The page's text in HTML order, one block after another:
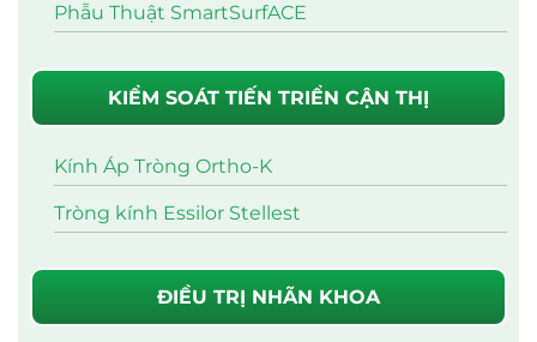
Phẫu Thuật SmartSurfACE
KIỂM SOÁT TIẾN TRIỂN CẬN THỊ
Kính Áp Tròng Ortho-K
Tròng kính Essilor Stellest
ĐIỀU TRỊ NHÃN KHOA